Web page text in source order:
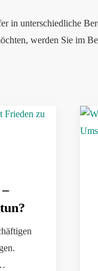
in unterschiedliche
werden Sie im